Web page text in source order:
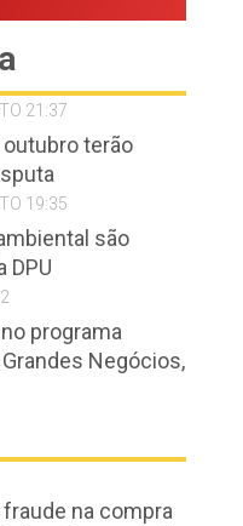
21:37
terão
19:35
são
DPU
programa
Negócios,
na compra